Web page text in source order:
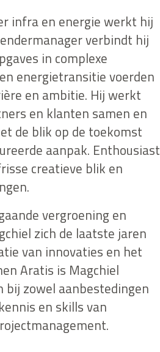
infra en energie werkt hij
verbindt hij
in complexe
energietransitie voerden
en ambitie. Hij werkt
en klanten samen en
de blik op de toekomst
aanpak. Enthousiast
creatieve blik en
vergroening en
zich de laatste jaren
van innovaties en het
Aratis is Magchiel
zowel aanbestedingen
en skills van